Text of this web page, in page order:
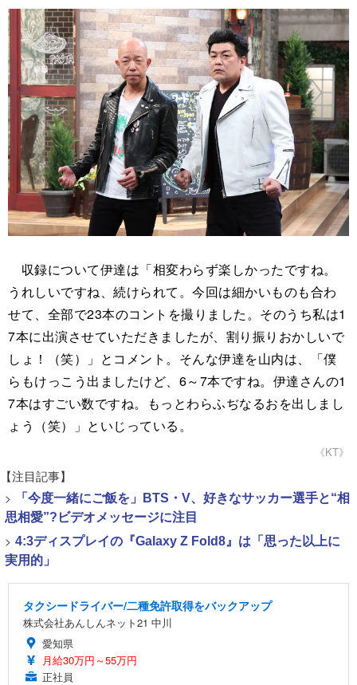
収録について伊達は「相変わらず楽しかったですね。
うれしいですね、続けられて。今回は細かいものも合わ
せて、全部で23本のコントを撮りました。そのうち私は1
7本に出演させていただきましたが、割り振りおかしいで
しょ！（笑）」とコメント。そんな伊達を山内は、「僕
らもけっこう出ましたけど、6～7本ですね。伊達さんの1
7本はすごい数ですね。もっとわらふぢなるおを出しまし
ょう（笑）」といじっている。
《KT》
【注目記事】
>
「今度一緒にご飯を」BTS・V、好きなサッカー選手と“相
思相愛”?ビデオメッセージに注目
> 4:3ディスプレイの『Galaxy Z Fold8』は「思った以上に
実用的」
タクシードライバー/二種免許取得をバックアップ
株式会社あんしんネット21 中川
愛知県
月給30万円～55万円
正社員